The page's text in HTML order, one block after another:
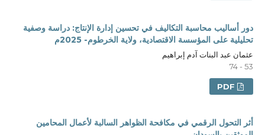
دور أساليب محاسبة التكاليف في تحسين إدارة الإنتاج: دراسة وصفية
تحليلية على المؤسسة الاقتصادية، ولاية الخرطوم- 2025م
عثمان عبد البنات آدم إبراهيم
53 - 74
أثر التحول الرقمي في مكافحة الظواهر السالبة لأعمال المحامين